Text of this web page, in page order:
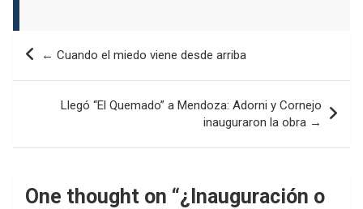
Navegación
entradas
← Cuando el miedo viene desde arriba
Llegó “El Quemado” a Mendoza: Adorni y Cornejo
inauguraron la obra →
One thought on “¿Inauguración o